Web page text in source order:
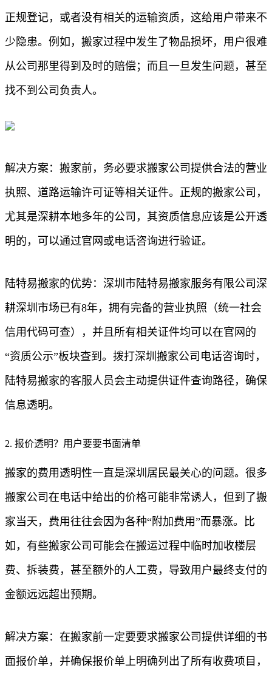
正规登记，或者没有相关的运输资质，这给用户带来不
少隐患。例如，搬家过程中发生了物品损坏，用户很难
从公司那里得到及时的赔偿；而且一旦发生问题，甚至
找不到公司负责人。
解决方案：搬家前，务必要求搬家公司提供合法的营业
执照、道路运输许可证等相关证件。正规的搬家公司，
尤其是深耕本地多年的公司，其资质信息应该是公开透
明的，可以通过官网或电话咨询进行验证。
陆特易搬家的优势：深圳市陆特易搬家服务有限公司深
耕深圳市场已有8年，拥有完备的营业执照（统一社会
信用代码可查），并且所有相关证件均可以在官网的
“资质公示”板块查到。拨打深圳搬家公司电话咨询时，
陆特易搬家的客服人员会主动提供证件查询路径，确保
信息透明。
2. 报价透明？用户要要书面清单
搬家的费用透明性一直是深圳居民最关心的问题。很多
搬家公司在电话中给出的价格可能非常诱人，但到了搬
家当天，费用往往会因为各种“附加费用”而暴涨。比
如，有些搬家公司可能会在搬运过程中临时加收楼层
费、拆装费，甚至额外的人工费，导致用户最终支付的
金额远远超出预期。
解决方案：在搬家前一定要要求搬家公司提供详细的书
面报价单，并确保报价单上明确列出了所有收费项目，